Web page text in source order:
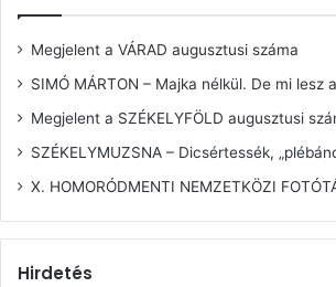
Megjelent a VÁRAD augusztusi száma
SIMÓ MÁRTON – Majka nélkül. De mi lesz
Megjelent a SZÉKELYFÖLD augusztusi
SZÉKELYMUZSNA – Dicsértessék,
X. HOMORÓDMENTI NEMZETKÖZI
Hirdetés